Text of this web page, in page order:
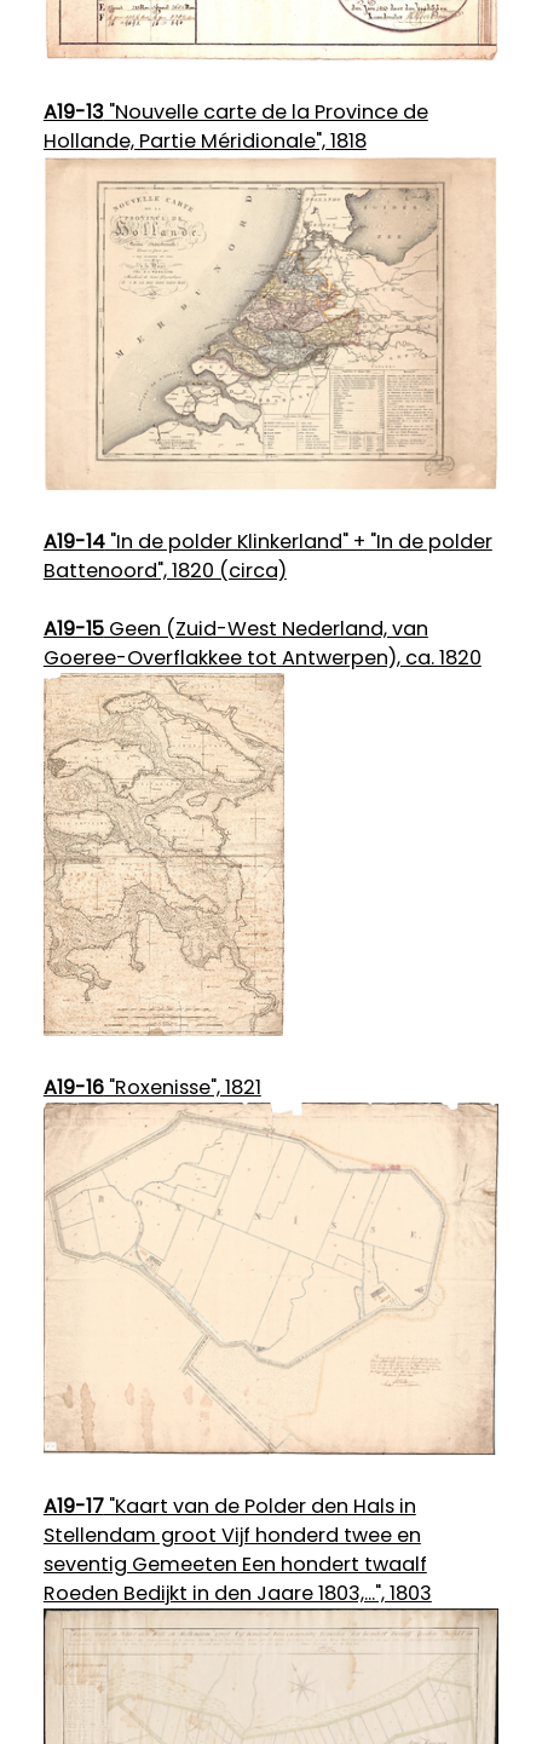
A19-13"Nouvelle carte de la Province de
Hollande, Partie Méridionale", 1818
A19-14"In de polder Klinkerland" + "In de polder
Battenoord", 1820 (circa)
A19-15Geen (Zuid-West Nederland, van
Goeree-Overflakkee tot Antwerpen), ca. 1820
A19-16"Roxenisse", 1821
A19-17"Kaart van de Polder den Hals in
Stellendam groot Vijf honderd twee en
seventig Gemeeten Een hondert twaalf
Roeden Bedijkt in den Jaare 1803,...", 1803